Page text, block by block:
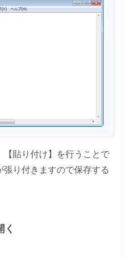
【貼り付け】を行うことで
張り付きますので保存する
く